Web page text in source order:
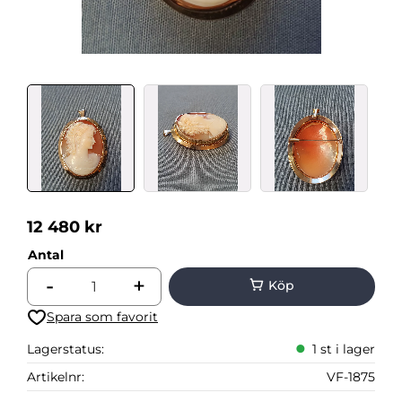
12 480 kr
Antal
+
-
Lägg till i favoriter
Lagerstatus
1 st i lager
Artikelnr
VF-1875